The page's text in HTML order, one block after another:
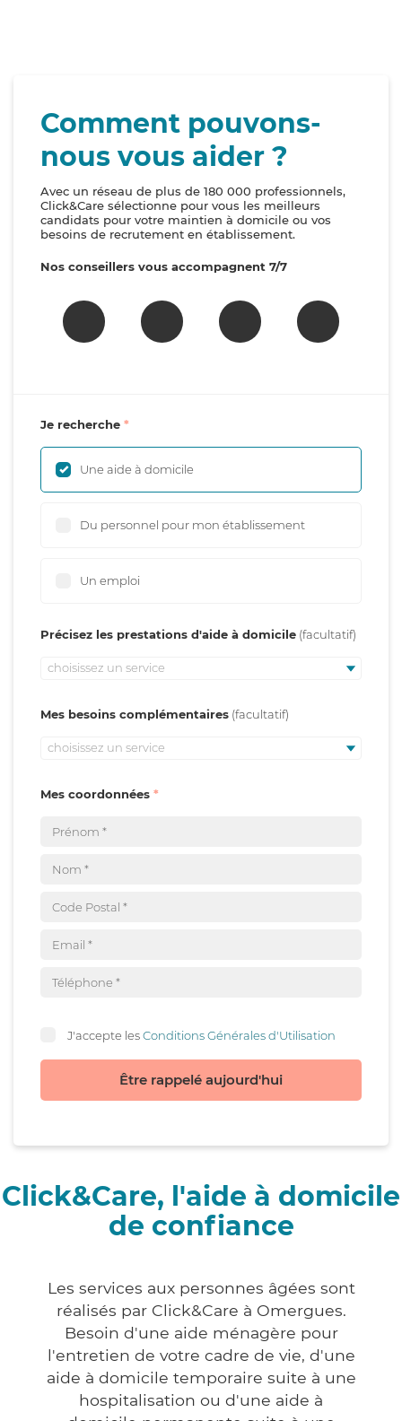
Comment pouvons-
nous vous aider ?
Avec un réseau de plus de 180 000 professionnels,
Click&Care sélectionne pour vous les meilleurs
candidats pour votre maintien à domicile ou vos
besoins de recrutement en établissement.
Nos conseillers vous accompagnent 7/7
Je recherche
Une aide à domicile
Du personnel pour mon établissement
Un emploi
Précisez les prestations d'aide à domicile
choisissez un service
Mes besoins complémentaires
choisissez un service
Mes coordonnées
J'accepte lesConditions Générales d'Utilisation
Être rappelé aujourd'hui
Click&Care, l'aide à domicile
de confiance
Les services aux personnes âgées sont
réalisés par Click&Care à Omergues.
Besoin d'une aide ménagère pour
l'entretien de votre cadre de vie, d'une
aide à domicile temporaire suite à une
hospitalisation ou d'une aide à